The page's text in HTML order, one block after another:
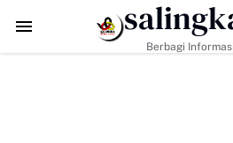
TMMD ke-129 Tak Hanya Bangun
Berbagi